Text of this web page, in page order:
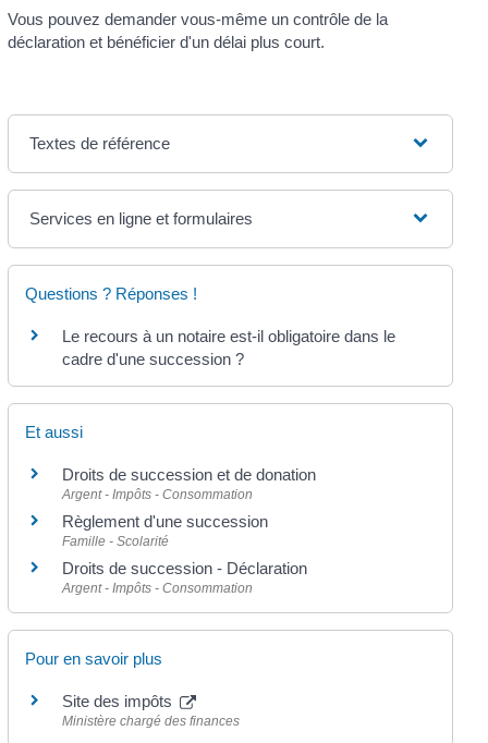
Vous pouvez demander vous-même un contrôle de la
déclaration et bénéficier d'un délai plus court.
Textes de référence
Services en ligne et formulaires
Questions ? Réponses !
Le recours à un notaire est-il obligatoire dans le
cadre d'une succession ?
Et aussi
Droits de succession et de donation
Argent - Impôts - Consommation
Règlement d'une succession
Famille - Scolarité
Droits de succession - Déclaration
Argent - Impôts - Consommation
Pour en savoir plus
Site des impôts
Ministère chargé des finances